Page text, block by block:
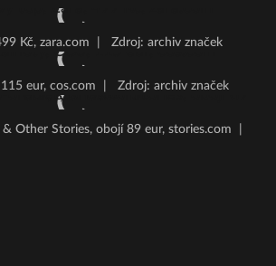
Kč, zara.com Zdroj: archiv značek
eur, cos.com Zdroj: archiv značek
Other Stories, obojí 89 eur, stories.com